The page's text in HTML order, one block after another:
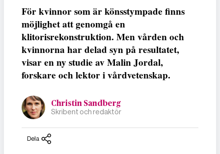
För kvinnor som är könsstympade finns
möjlighet att genomgå en
klitorisrekonstruktion. Men vården och
kvinnorna har delad syn på resultatet,
visar en ny studie av Malin Jordal,
forskare och lektor i vårdvetenskap.
Christin Sandberg
Skribent och redaktör
Dela